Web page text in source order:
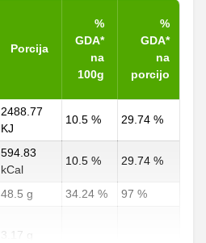
Porcija
%
GDA*
na
100g
%
GDA*
na
porcijo
2488.77
KJ
10.5 % 29.74 %
594.83
kCal
10.5 % 29.74 %
48.5 g 34.24 %
97 %
3.17 g